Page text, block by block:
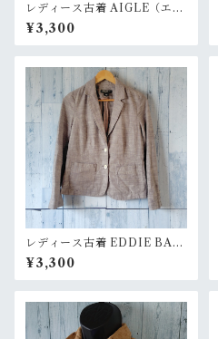
レディース古着 AIGLE（エー
グル）コットンライダースジ
ャケット Mサイズ ベージュRa
nkB
¥3,300
レディース古着 EDDIE BAU
ER（エディバウアー） 2つボ
タンテーラードジャケット グ
レー P4 RankB
¥3,300